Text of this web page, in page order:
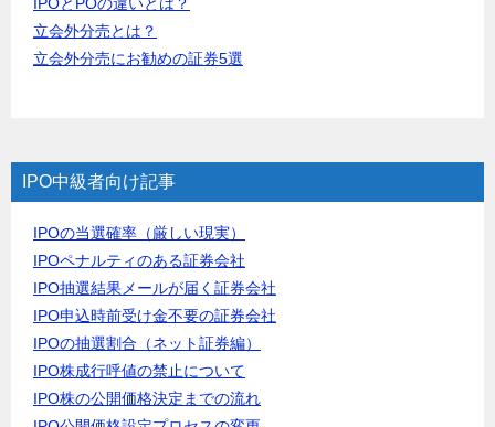
立会外分売とは？
立会外分売にお勧めの証券5選
IPO中級者向け記事
IPOの当選確率（厳しい現実）
IPOペナルティのある証券会社
IPO抽選結果メールが届く証券会社
IPO申込時前受け金不要の証券会社
IPOの抽選割合（ネット証券編）
IPO株成行呼値の禁止について
IPO株の公開価格決定までの流れ